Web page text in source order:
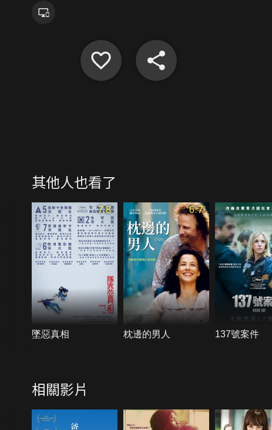
其他人也看了
7.8
墜惡真相
6.7
枕邊的男人 137號案件
相關影片